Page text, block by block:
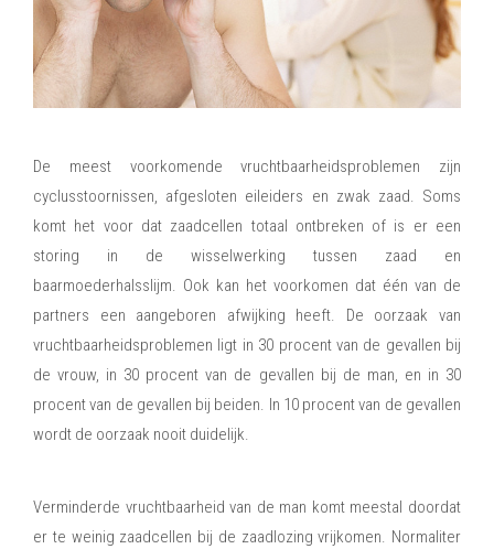
De meest voorkomende vruchtbaarheidsproblemen zijn
cyclusstoornissen, afgesloten eileiders en zwak zaad. Soms
komt het voor dat zaadcellen totaal ontbreken of is er een
storing in de wisselwerking tussen zaad en
baarmoederhalsslijm. Ook kan het voorkomen dat één van de
partners een aangeboren afwijking heeft. De oorzaak van
vruchtbaarheidsproblemen ligt in 30 procent van de gevallen bij
de vrouw, in 30 procent van de gevallen bij de man, en in 30
procent van de gevallen bij beiden. In 10 procent van de gevallen
wordt de oorzaak nooit duidelijk.
Verminderde vruchtbaarheid van de man komt meestal doordat
er te weinig zaadcellen bij de zaadlozing vrijkomen. Normaliter